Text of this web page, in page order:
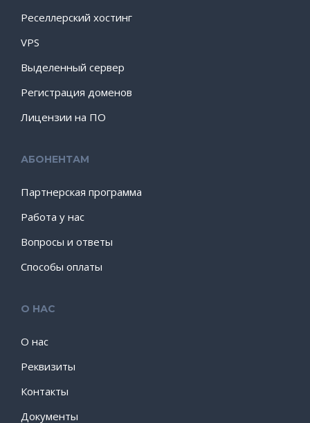
Реселлерский хостинг
VPS
Выделенный сервер
Регистрация доменов
Лицензии на ПО
АБОНЕНТАМ
Партнерская программа
Работа у нас
Вопросы и ответы
Способы оплаты
О НАС
О нас
Реквизиты
Контакты
Документы